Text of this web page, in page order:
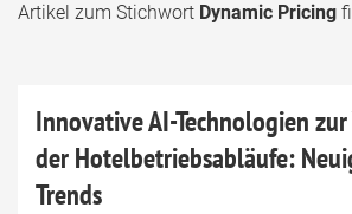
Artikel zum Stichwort Dynamic Pricing
Innovative AI-Technologien zur
der Hotelbetriebsabläufe:
Trends